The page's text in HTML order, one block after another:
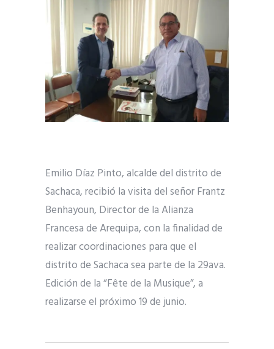
Emilio Díaz Pinto, alcalde del distrito de
Sachaca, recibió la visita del señor Frantz
Benhayoun, Director de la Alianza
Francesa de Arequipa, con la finalidad de
realizar coordinaciones para que el
distrito de Sachaca sea parte de la 29ava.
Edición de la “Fête de la Musique”, a
realizarse el próximo 19 de junio.